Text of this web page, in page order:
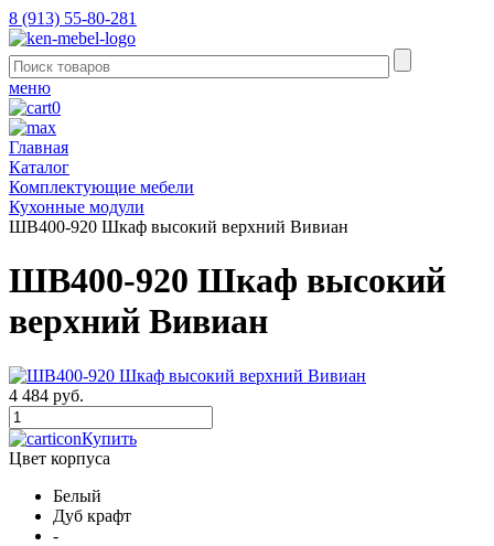
8 (913) 55-80-281
меню
0
Главная
Каталог
Комплектующие мебели
Кухонные модули
ШВ400-920 Шкаф высокий верхний Вивиан
ШВ400-920 Шкаф высокий
верхний Вивиан
4 484 руб.
Купить
Цвет корпуса
Белый
Дуб крафт
-